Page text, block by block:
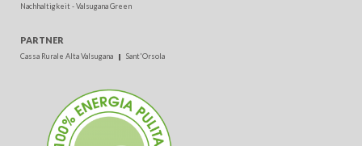
Nachhaltigkeit - Valsugana Green
PARTNER
Cassa Rurale Alta Valsugana Sant'Orsola